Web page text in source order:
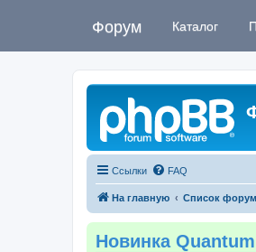
Форум Каталог
Ссылки FAQ
На главную Список
Новинка